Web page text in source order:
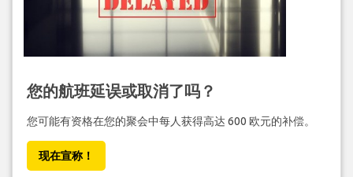
您的航班延误或取消了吗？
您可能有资格在您的聚会中每人获得高达 600 欧元的补偿。
现在宣称！